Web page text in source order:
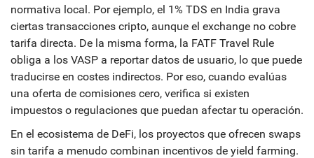
normativa local. Por ejemplo, el 1% TDS en India grava
ciertas transacciones cripto, aunque el exchange no cobre
tarifa directa. De la misma forma, la FATF Travel Rule
obliga a los VASP a reportar datos de usuario, lo que puede
traducirse en costes indirectos. Por eso, cuando evalúas
una oferta de comisiones cero, verifica si existen
impuestos o regulaciones que puedan afectar tu operación.
En el ecosistema de DeFi, los proyectos que ofrecen swaps
sin tarifa a menudo combinan incentivos de yield farming.